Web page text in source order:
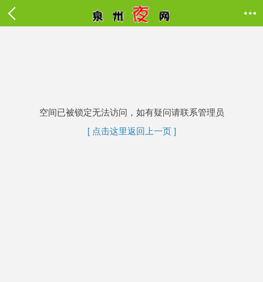

空间已被锁定无法访问，如有疑问请联系管理员
[ 点击这里返回上一页 ]